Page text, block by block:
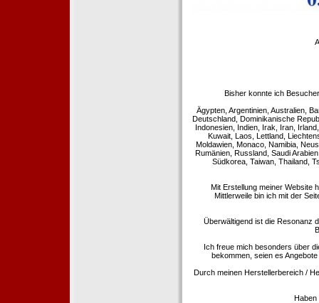
Bisher konnte ich
Ägypten, Argentinien, Australien,
Deutschland, Dominikanische
Indonesien, Indien, Irak, Iran,
Kuwait, Laos, Lettland,
Moldawien, Monaco, Namibia,
Rumänien, Russland, Saudi
Südkorea, Taiwan, Thailand,
Mit Erstellung meiner Website
Mittlerweile bin ich mit der
Überwältigend ist die Resonanz
Ich freue mich besonders über
bekommen, seien es
Durch meinen Herstellerbereich /
Haben